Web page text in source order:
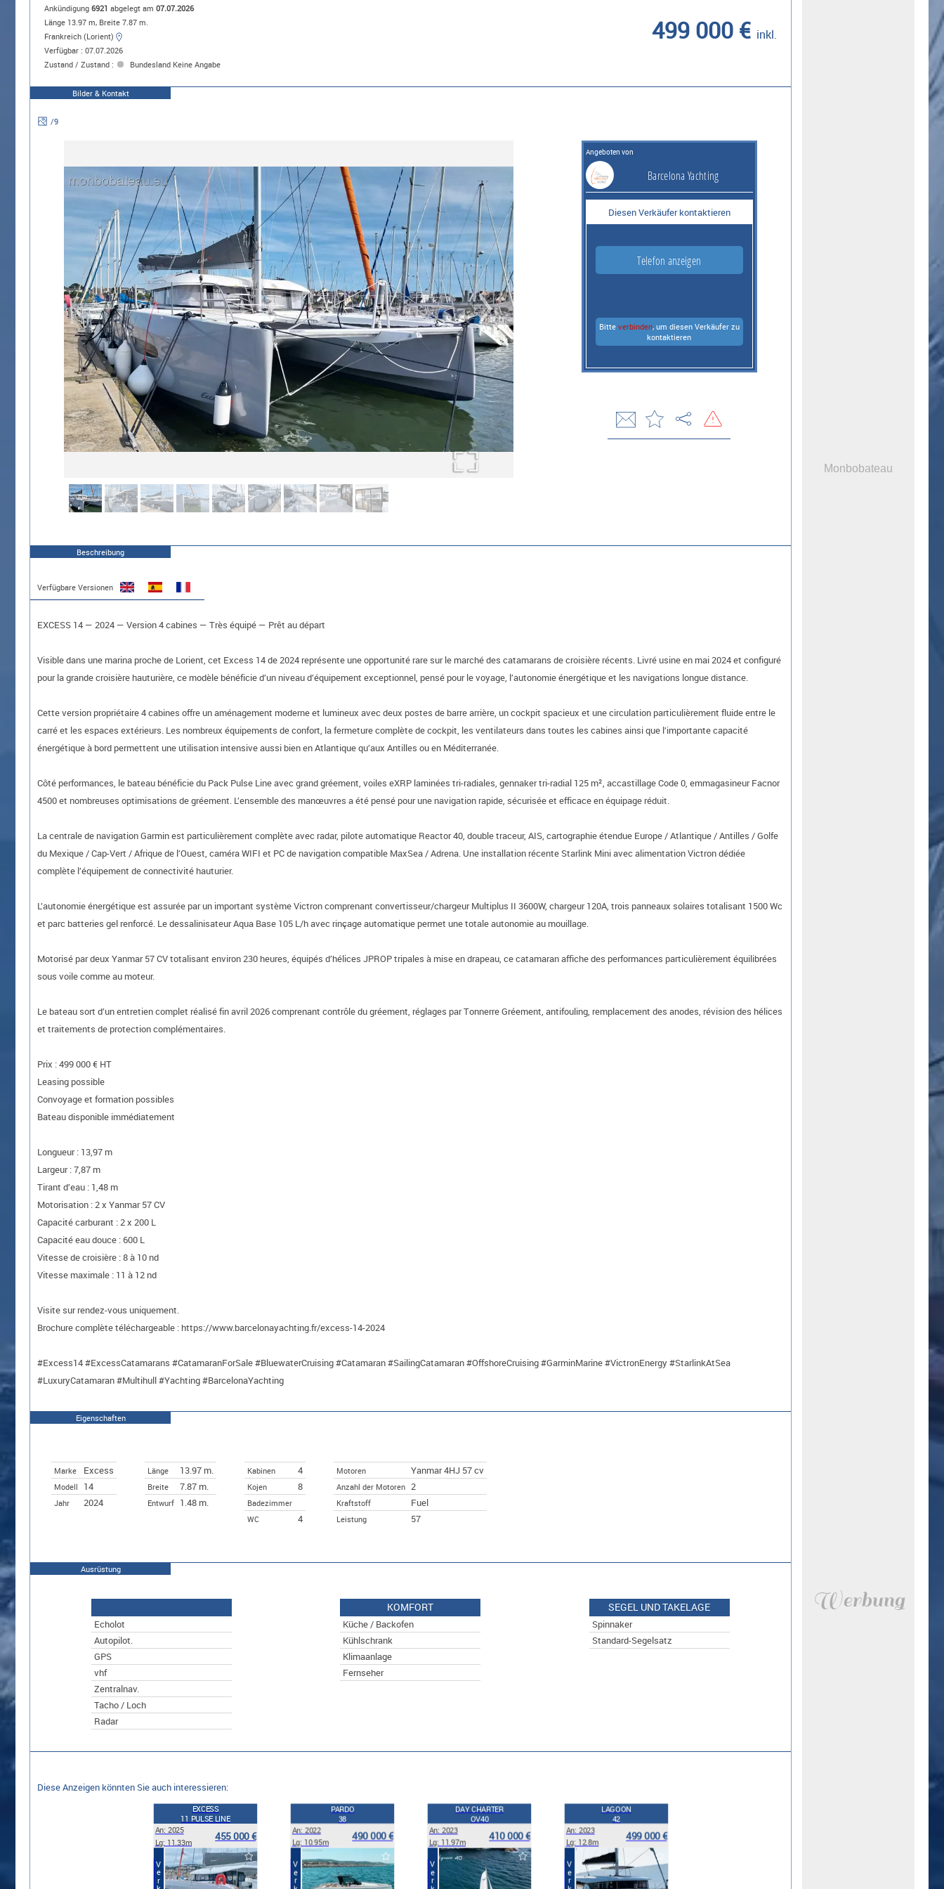
Ankündigung 6921 abgelegt am 07.07.2026
Länge 13.97 m, Breite 7.87 m.
Frankreich (Lorient)
Verfügbar : 07.07.2026
Zustand / Zustand :
Bundesland Keine Angabe
499 000 € inkl.
Bilder & Kontakt
/9
Angeboten von
Barcelona Yachting
Diesen Verkäufer kontaktieren
Telefon anzeigen
Bitte verbinden, um diesen Verkäufer zu
kontaktieren
Beschreibung
Verfügbare Versionen
EXCESS 14 — 2024 — Version 4 cabines — Très équipé — Prêt au départ
Visible dans une marina proche de Lorient, cet Excess 14 de 2024 représente une opportunité rare sur le marché des catamarans de croisière récents. Livré usine en mai 2024 et configuré
pour la grande croisière hauturière, ce modèle bénéficie d’un niveau d’équipement exceptionnel, pensé pour le voyage, l’autonomie énergétique et les navigations longue distance.
Cette version propriétaire 4 cabines offre un aménagement moderne et lumineux avec deux postes de barre arrière, un cockpit spacieux et une circulation particulièrement fluide entre le
carré et les espaces extérieurs. Les nombreux équipements de confort, la fermeture complète de cockpit, les ventilateurs dans toutes les cabines ainsi que l’importante capacité
énergétique à bord permettent une utilisation intensive aussi bien en Atlantique qu’aux Antilles ou en Méditerranée.
Côté performances, le bateau bénéficie du Pack Pulse Line avec grand gréement, voiles eXRP laminées tri-radiales, gennaker tri-radial 125 m², accastillage Code 0, emmagasineur Facnor
4500 et nombreuses optimisations de gréement. L’ensemble des manœuvres a été pensé pour une navigation rapide, sécurisée et efficace en équipage réduit.
La centrale de navigation Garmin est particulièrement complète avec radar, pilote automatique Reactor 40, double traceur, AIS, cartographie étendue Europe / Atlantique / Antilles / Golfe
du Mexique / Cap-Vert / Afrique de l’Ouest, caméra WIFI et PC de navigation compatible MaxSea / Adrena. Une installation récente Starlink Mini avec alimentation Victron dédiée
complète l’équipement de connectivité hauturier.
L’autonomie énergétique est assurée par un important système Victron comprenant convertisseur/chargeur Multiplus II 3600W, chargeur 120A, trois panneaux solaires totalisant 1500 Wc
et parc batteries gel renforcé. Le dessalinisateur Aqua Base 105 L/h avec rinçage automatique permet une totale autonomie au mouillage.
Motorisé par deux Yanmar 57 CV totalisant environ 230 heures, équipés d’hélices JPROP tripales à mise en drapeau, ce catamaran affiche des performances particulièrement équilibrées
sous voile comme au moteur.
Le bateau sort d’un entretien complet réalisé fin avril 2026 comprenant contrôle du gréement, réglages par Tonnerre Gréement, antifouling, remplacement des anodes, révision des hélices
et traitements de protection complémentaires.
Prix : 499 000 € HT
Leasing possible
Convoyage et formation possibles
Bateau disponible immédiatement
Longueur : 13,97 m
Largeur : 7,87 m
Tirant d’eau : 1,48 m
Motorisation : 2 x Yanmar 57 CV
Capacité carburant : 2 x 200 L
Capacité eau douce : 600 L
Vitesse de croisière : 8 à 10 nd
Vitesse maximale : 11 à 12 nd
Visite sur rendez-vous uniquement.
Brochure complète téléchargeable : https://www.barcelonayachting.fr/excess-14-2024
#Excess14 #ExcessCatamarans #CatamaranForSale #BluewaterCruising #Catamaran #SailingCatamaran #OffshoreCruising #GarminMarine #VictronEnergy #StarlinkAtSea
#LuxuryCatamaran #Multihull #Yachting #BarcelonaYachting
Eigenschaften
Marke Excess
Modell 14
Jahr 2024
Länge 13.97 m.
Breite 7.87 m.
Entwurf 1.48 m.
Kabinen 4
Kojen 8
Badezimmer
WC
4
Motoren Yanmar 4HJ 57 cv
Anzahl der Motoren 2
Kraftstoff Fuel
Leistung 57
Ausrüstung
Echolot
Autopilot.
GPS
vhf
Zentralnav.
Tacho / Loch
Radar
KOMFORT
Küche / Backofen
Kühlschrank
Klimaanlage
Fernseher
SEGEL UND TAKELAGE
Spinnaker
Standard-Segelsatz
Diese Anzeigen könnten Sie auch interessieren:
EXCESS
11 PULSE LINE
An: 2025
Lg: 11.33m
455 000 €
PARDO
38
An: 2022
Lg: 10.95m
490 000 €
DAY CHARTER
OV40
An: 2023
Lg: 11.97m
410 000 €
LAGOON
42
An: 2023
Lg: 12.8m
499 000 €
Monbobateau
Werbung